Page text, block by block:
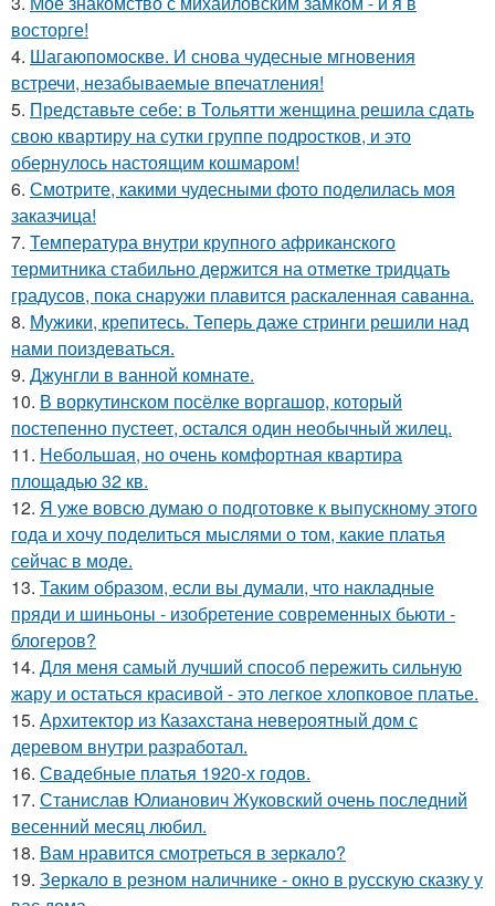
восторге!
4. Шагаюпомоскве. И снова чудесные мгновения
встречи, незабываемые впечатления!
5. Представьте себе: в Тольятти женщина решила сдать
свою квартиру на сутки группе подростков, и это
обернулось настоящим кошмаром!
6. Смотрите, какими чудесными фото поделилась моя
заказчица!
7. Температура внутри крупного африканского
термитника стабильно держится на отметке тридцать
градусов, пока снаружи плавится раскаленная саванна.
8. Мужики, крепитесь. Теперь даже стринги решили над
нами поиздеваться.
9. Джунгли в ванной комнате.
10. В воркутинском посёлке воргашор, который
постепенно пустеет, остался один необычный жилец.
11. Небольшая, но очень комфортная квартира
площадью 32 кв.
12. Я уже вовсю думаю о подготовке к выпускному этого
года и хочу поделиться мыслями о том, какие платья
сейчас в моде.
13. Таким образом, если вы думали, что накладные
пряди и шиньоны - изобретение современных бьюти -
блогеров?
14. Для меня самый лучший способ пережить сильную
жару и остаться красивой - это легкое хлопковое платье.
15. Архитектор из Казахстана невероятный дом с
деревом внутри разработал.
16. Свадебные платья 1920-х годов.
17. Станислав Юлианович Жуковский очень последний
весенний месяц любил.
18. Вам нравится смотреться в зеркало?
19. Зеркало в резном наличнике - окно в русскую сказку у